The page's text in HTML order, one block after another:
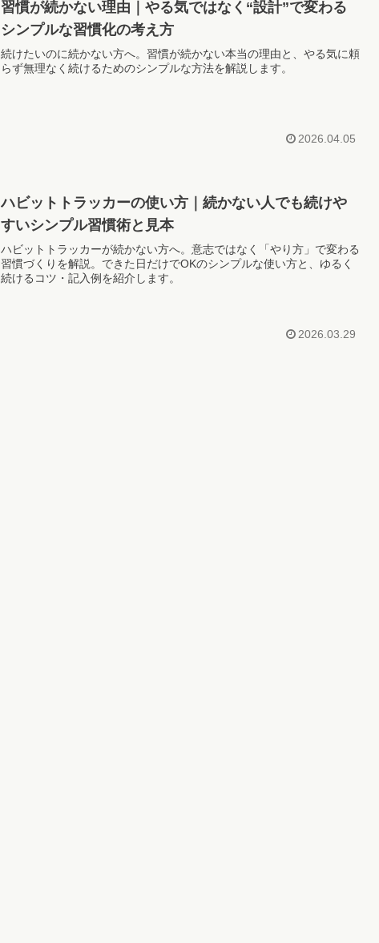
習慣が続かない理由｜やる気ではなく“設計”で変わる
シンプルな習慣化の考え方
続けたいのに続かない方へ。習慣が続かない本当の理由と、やる気に頼
らず無理なく続けるためのシンプルな方法を解説します。
2026.04.05
ハビットトラッカーの使い方｜続かない人でも続けや
すいシンプル習慣術と見本
ハビットトラッカーが続かない方へ。意志ではなく「やり方」で変わる
習慣づくりを解説。できた日だけでOKのシンプルな使い方と、ゆるく
続けるコツ・記入例を紹介します。
2026.03.29